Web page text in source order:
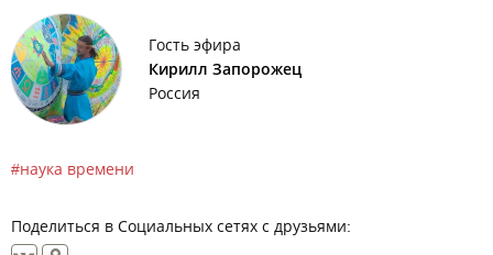
Гость эфира
Кирилл Запорожец
Россия
наука времени
Поделиться в Социальных сетях с друзьями: